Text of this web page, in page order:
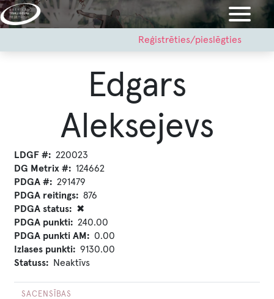
Pārlekt
uz
menu
Reģistrēties/pieslēgties
Edgars
Aleksejevs
LDGF #
220023
DG Metrix #
124662
PDGA #
291479
PDGA reitings
876
PDGA status
✖
PDGA punkti
240.00
PDGA punkti AM
0.00
Izlases punkti
9130.00
Statuss
Neaktīvs
SACENSĪBAS